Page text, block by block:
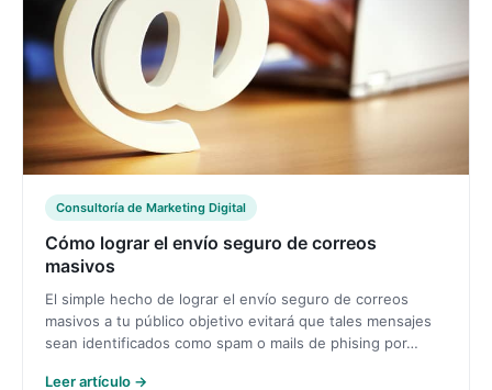
Consultoría de Marketing Digital
Cómo lograr el envío seguro de correos
masivos
El simple hecho de lograr el envío seguro de correos
masivos a tu público objetivo evitará que tales mensajes
sean identificados como spam o mails de phising por…
Leer artículo →